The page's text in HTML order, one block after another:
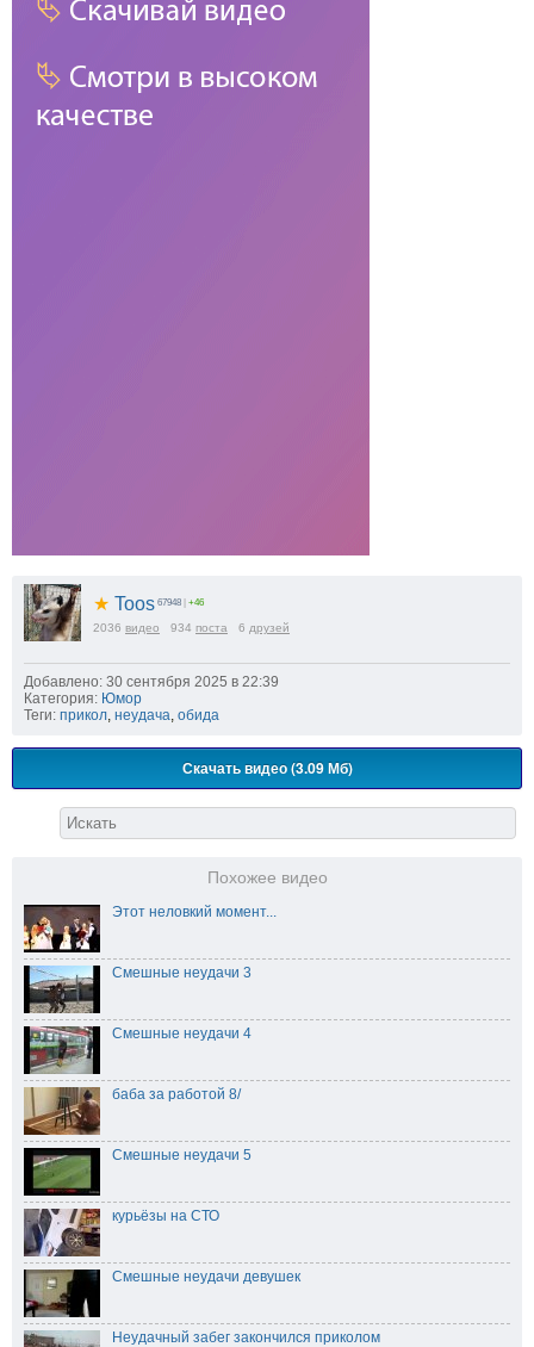
★ Toos 67948 | +46
2036 видео 934 поста 6 друзей
Добавлено: 30 сентября 2025 в 22:39
Категория: Юмор
Теги: прикол неудача обида
Скачать видео (3.09 Мб)
Похожее видео
Этот неловкий момент...
Смешные неудачи 3
Смешные неудачи 4
баба за работой 8/
Смешные неудачи 5
курьёзы на СТО
Смешные неудачи девушек
Неудачный забег закончился приколом